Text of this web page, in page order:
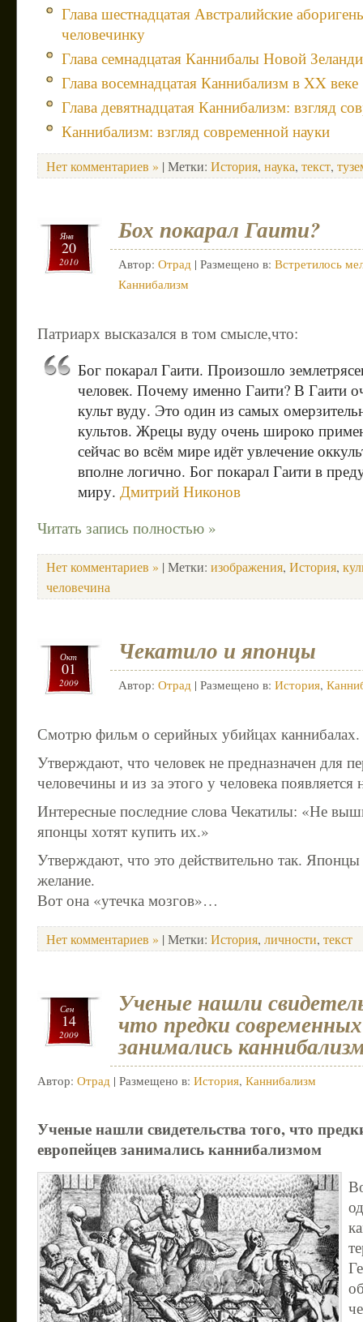
Глава шестнадцатая Австралийские
человечинку
Глава семнадцатая Каннибалы Новой
Глава восемнадцатая Каннибализм в XX веке
Глава девятнадцатая Каннибализм: взгляд
Каннибализм: взгляд современной науки
Нет комментариев » | Метки: История, наука, текст,
Янв
20
2010
Бох покарал Гаити?
Автор: Отрад | Размещено в: Встретилось
Каннибализм
Патриарх высказался в том смысле,что:
Бог покарал Гаити. Произошло
человек. Почему именно Гаити? В Гаити
культ вуду. Это один из самых
культов. Жрецы вуду очень широко
сейчас во всём мире идёт увлечение
вполне логично. Бог покарал Гаити в
миру. Дмитрий Никонов
Читать запись полностью »
Нет комментариев » | Метки: изображения, История,
человечина
Окт
01
2009
Чекатило и японцы
Автор: Отрад | Размещено в: История,
Смотрю фильм о серийных убийцах каннибалах.
Утверждают, что человек не предназначен для
человечины и из за этого у человека появляется
Интересные последние слова Чекатилы: «Не
японцы хотят купить их.»
Утверждают, что это действительно так. Японцы
желание.
Вот она «утечка мозгов»…
Нет комментариев » | Метки: История, личности, текст
Сен
14
2009
Ученые нашли
что предки
занимались
Автор: Отрад | Размещено в: История, Каннибализм
Ученые нашли свидетельства того, что
европейцев занимались каннибализмом